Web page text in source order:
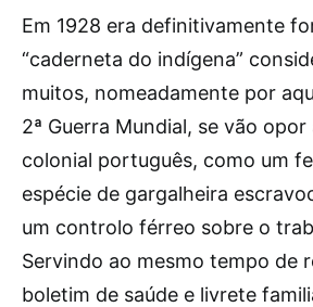
Em 1928 era definitivamente
“caderneta do indígena”
muitos, nomeadamente por
2ª Guerra Mundial, se vão
colonial português, como um
espécie de gargalheira
um controlo férreo sobre o
Servindo ao mesmo tempo de
boletim de saúde e livrete